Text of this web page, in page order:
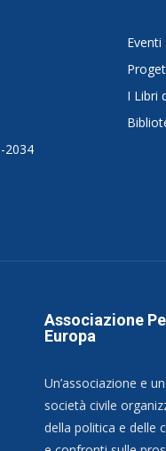
2034
Eventi
I Libri
Associazione
Europa
Un’associazione e
società civile
della politica e delle